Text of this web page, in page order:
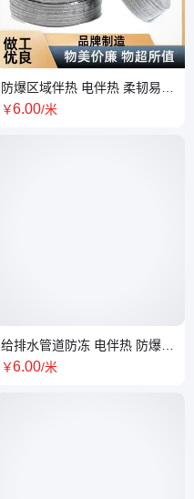
防爆区域伴热 电伴热 柔韧易铺
寿命长久 支持定制 捷热科技
￥6.00/米
给排水管道防冻 电伴热 防爆安
全 耐腐蚀 厂家批发 捷热科技
￥6.00/米